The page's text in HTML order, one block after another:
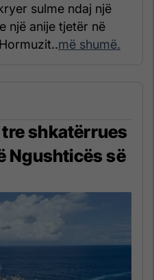
sulme ndaj një
një anije tjetër në
më shumë.
shkatërrues
Ngushticës së